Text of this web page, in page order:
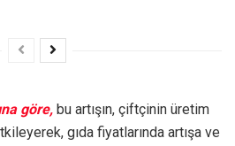
göre, bu artışın, çiftçinin üretim
gıda fiyatlarında artışa ve